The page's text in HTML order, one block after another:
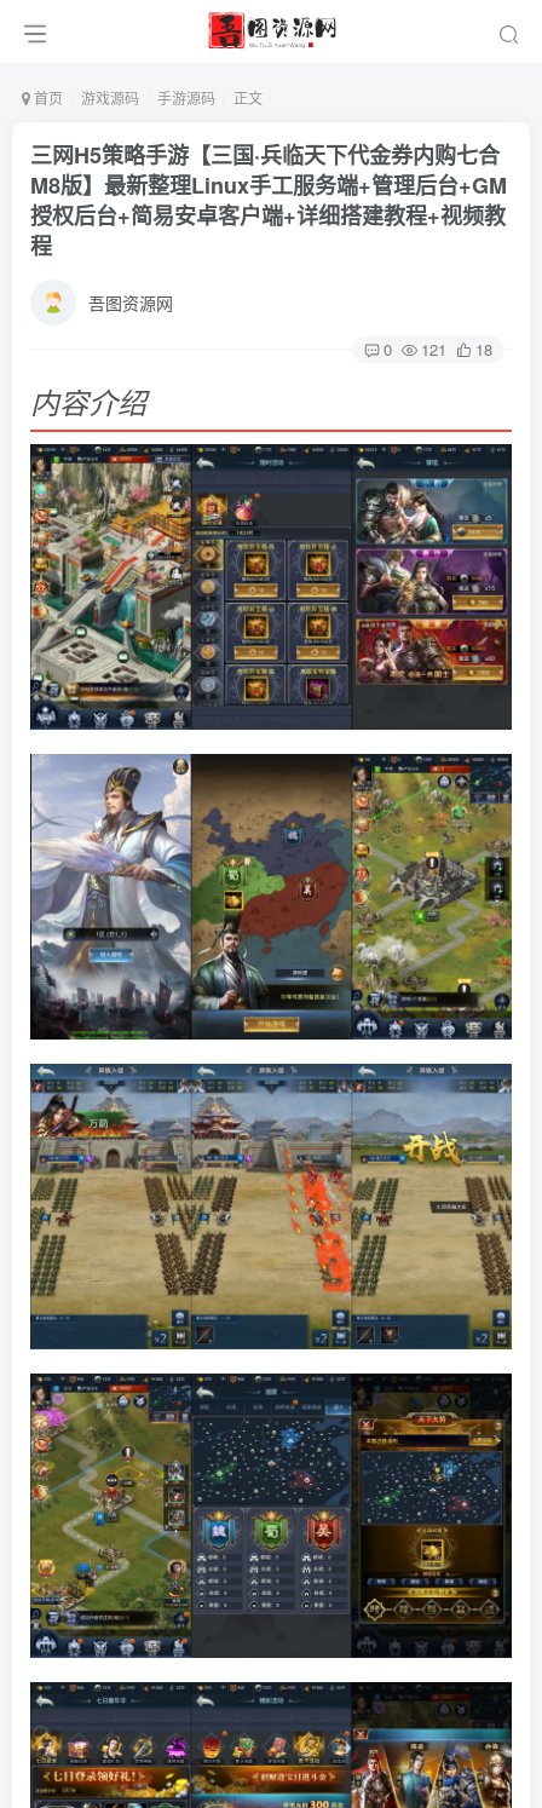
首页 游戏源码 手游源码 正文
三网H5策略手游【三国·兵临天下代金券内购七合
M8版】最新整理Linux手工服务端+管理后台+GM
授权后台+简易安卓客户端+详细搭建教程+视频教
程
吾图资源网
0 121 18
内容介绍